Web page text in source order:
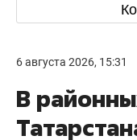
6 августа 2026, 15:31
В